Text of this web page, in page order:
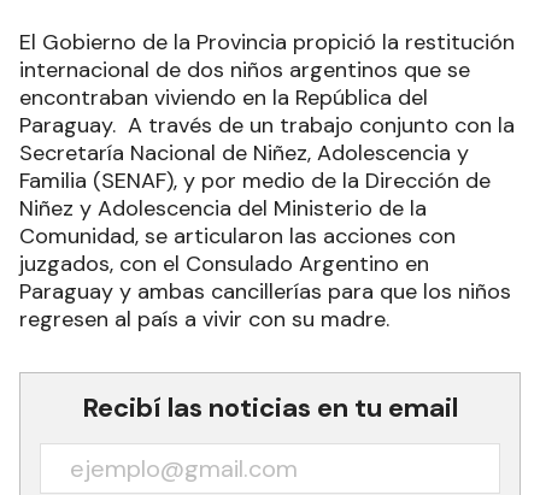
El Gobierno de la Provincia propició la restitución
internacional de dos niños argentinos que se
encontraban viviendo en la República del
Paraguay. A través de un trabajo conjunto con la
Secretaría Nacional de Niñez, Adolescencia y
Familia (SENAF), y por medio de la Dirección de
Niñez y Adolescencia del Ministerio de la
Comunidad, se articularon las acciones con
juzgados, con el Consulado Argentino en
Paraguay y ambas cancillerías para que los niños
regresen al país a vivir con su madre.
Recibí las noticias en tu email